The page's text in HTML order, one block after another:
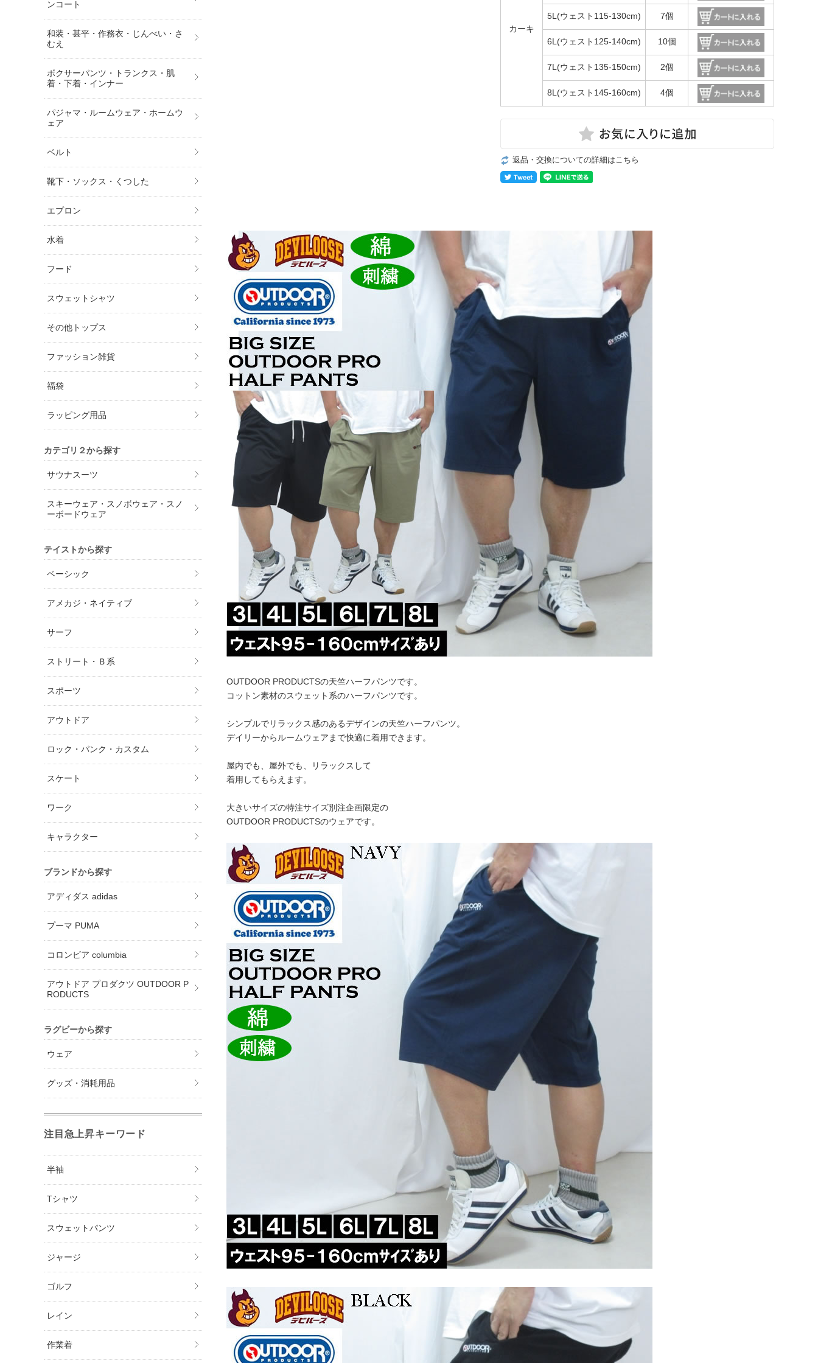
カーキ
5L(ウェスト115-130cm) 7個
6L(ウェスト125-140cm) 10個
7L(ウェスト135-150cm) 2個
8L(ウェスト145-160cm) 4個
返品・交換についての詳細はこちら
OUTDOOR PRODUCTSの天竺ハーフパンツです。
コットン素材のスウェット系のハーフパンツです。
シンプルでリラックス感のあるデザインの天竺ハーフパンツ。
デイリーからルームウェアまで快適に着用できます。
屋内でも、屋外でも、リラックスして
着用してもらえます。
大きいサイズの特注サイズ別注企画限定の
OUTDOOR PRODUCTSのウェアです。
ンコート
和装・甚平・作務衣・じんべい・さ
むえ
ボクサーパンツ・トランクス・肌
着・下着・インナー
パジャマ・ルームウェア・ホームウ
ェア
ベルト
靴下・ソックス・くつした
エプロン
水着
フード
スウェットシャツ
その他トップス
ファッション雑貨
福袋
ラッピング用品
カテゴリ２から探す
サウナスーツ
スキーウェア・スノボウェア・スノ
ーボードウェア
テイストから探す
ベーシック
アメカジ・ネイティブ
サーフ
ストリート・Ｂ系
スポーツ
アウトドア
ロック・パンク・カスタム
スケート
ワーク
キャラクター
ブランドから探す
アディダス adidas
プーマ PUMA
コロンビア columbia
アウトドア プロダクツ OUTDOOR P
RODUCTS
ラグビーから探す
ウェア
グッズ・消耗用品
注目急上昇キーワード
半袖
Tシャツ
スウェットパンツ
ジャージ
ゴルフ
レイン
作業着